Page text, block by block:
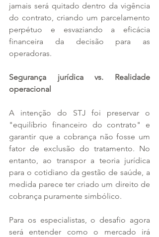
jamais será quitado dentro da vigência
do contrato, criando um parcelamento
perpétuo e esvaziando a eficácia
financeira da decisão para as
operadoras.
Segurança jurídica vs. Realidade
operacional
A intenção do STJ foi preservar o
"equilíbrio financeiro do contrato" e
garantir que a cobrança não fosse um
fator de exclusão do tratamento. No
entanto, ao transpor a teoria jurídica
para o cotidiano da gestão de saúde, a
medida parece ter criado um direito de
cobrança puramente simbólico.
Para os especialistas, o desafio agora
será entender como o mercado irá